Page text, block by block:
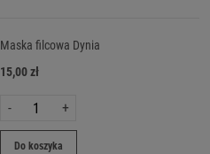
Maska filcowa Dynia
15,00 zł
- +
Do koszyka